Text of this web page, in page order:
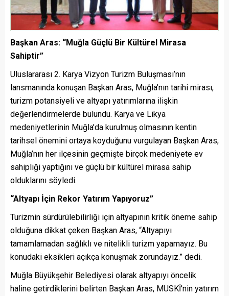
Başkan Aras: “Muğla Güçlü Bir Kültürel Mirasa
Sahiptir”
Uluslararası 2. Karya Vizyon Turizm Buluşması’nın
lansmanında konuşan Başkan Aras, Muğla’nın tarihi mirası,
turizm potansiyeli ve altyapı yatırımlarına ilişkin
değerlendirmelerde bulundu. Karya ve Likya
medeniyetlerinin Muğla’da kurulmuş olmasının kentin
tarihsel önemini ortaya koyduğunu vurgulayan Başkan Aras,
Muğla’nın her ilçesinin geçmişte birçok medeniyete ev
sahipliği yaptığını ve güçlü bir kültürel mirasa sahip
olduklarını söyledi.
“Altyapı İçin Rekor Yatırım Yapıyoruz”
Turizmin sürdürülebilirliği için altyapının kritik öneme sahip
olduğuna dikkat çeken Başkan Aras, “Altyapıyı
tamamlamadan sağlıklı ve nitelikli turizm yapamayız. Bu
konudaki eksikleri açıkça konuşmak zorundayız.” dedi.
Muğla Büyükşehir Belediyesi olarak altyapıyı öncelik
haline getirdiklerini belirten Başkan Aras, MUSKİ’nin yatırım